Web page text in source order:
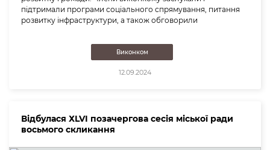
підтримали програми соціального спрямування, питання
розвитку інфраструктури, а також обговорили
Виконком
12.09.2024
Відбулася ХLVІ позачергова сесія міської ради
восьмого скликання